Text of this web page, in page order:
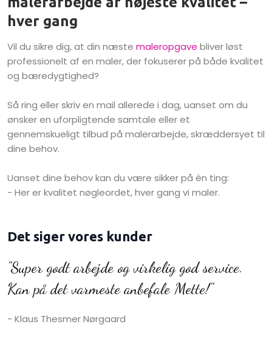
hver gang
Vil du sikre dig, at din næste maleropgave bliver løst
professionelt af en maler, der fokuserer på både kvalitet
og bæredygtighed?
Så ring eller skriv en mail allerede i dag, uanset om du
ønsker en uforpligtende samtale eller et
gennemskueligt tilbud på malerarbejde, skræddersyet til
dine behov.
Uanset dine behov kan du være sikker på én ting:
- Her er kvalitet nøgleordet, hver gang vi maler.
Det siger vores kunder
"Super godt arbejde og virkelig god service.
Kan på det varmeste anbefale Mette!"
- Klaus Thesmer Nørgaard